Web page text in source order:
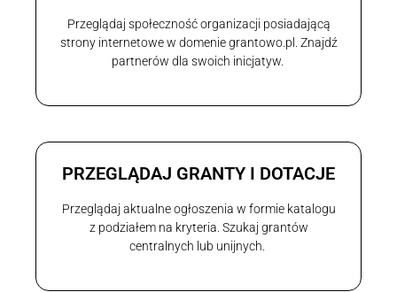
Przeglądaj społeczność organizacji posiadającą
strony internetowe w domenie grantowo.pl. Znajdź
partnerów dla swoich inicjatyw.
PRZEGLĄDAJ GRANTY I DOTACJE
Przeglądaj aktualne ogłoszenia w formie katalogu
z podziałem na kryteria. Szukaj grantów
centralnych lub unijnych.